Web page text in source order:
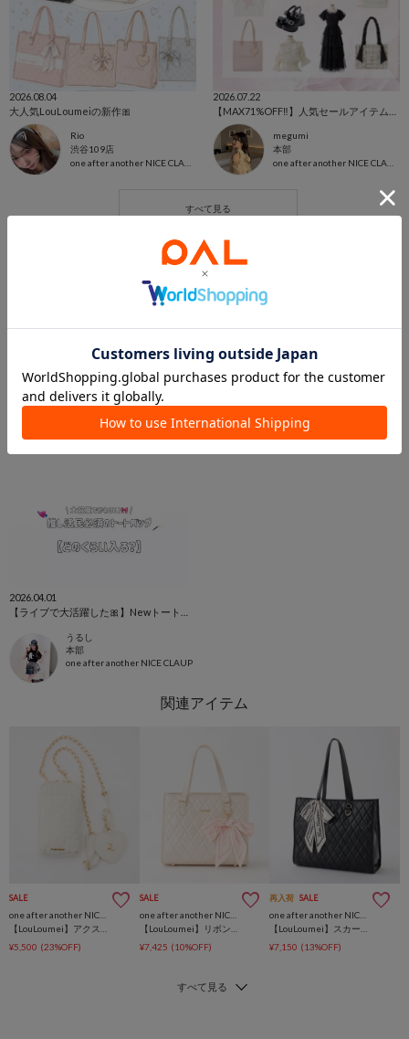
2026.08.04
大人気LouLoumeiの新作🎀
Rio
渋谷109店
2026.07.22
megumi
本部
この商品を紹介したパルクロPLAY
2026.04.01
うるし
本部
one after another NICE CLAUP
SALE
¥5,500 (23%OFF)
SALE
one after another NICE CLAUP
¥7,425 (10%OFF)
再入荷 SALE
¥7,150 (13%OFF)